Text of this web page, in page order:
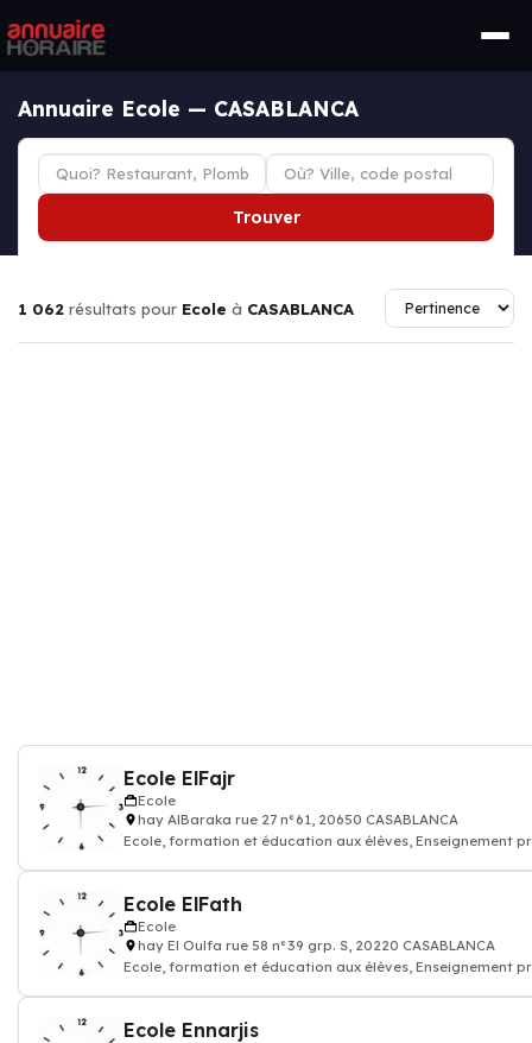
Annuaire Ecole — CASABLANCA
Trouver
1 062 résultats pour Ecole à CASABLANCA
Ecole ElFajr
Ecole
hay AlBaraka rue 27 n°61, 20650 CASABLANCA
Ecole, formation et éducation aux élèves, Enseignement
Ecole ElFath
Ecole
hay El Oulfa rue 58 n°39 grp. S, 20220 CASABLANCA
Ecole, formation et éducation aux élèves, Enseignement
Ecole Ennarjis